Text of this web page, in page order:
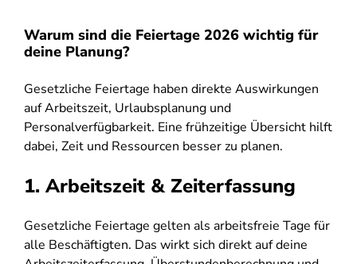
Warum sind die Feiertage 2026 wichtig für
deine Planung?
Gesetzliche Feiertage haben direkte Auswirkungen
auf Arbeitszeit, Urlaubsplanung und
Personalverfügbarkeit. Eine frühzeitige Übersicht hilft
dabei, Zeit und Ressourcen besser zu planen.
1. Arbeitszeit & Zeiterfassung
Gesetzliche Feiertage gelten als arbeitsfreie Tage für
alle Beschäftigten. Das wirkt sich direkt auf deine